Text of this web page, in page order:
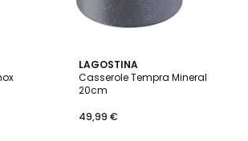
LAGOSTINA
Casserole Tempra Mineral
20cm
49,99 €
4,8
/ 5